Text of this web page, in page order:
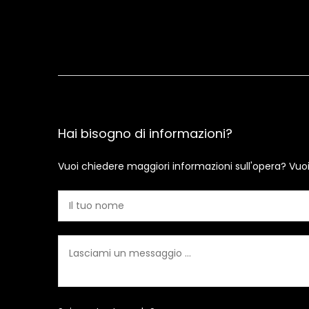
Hai bisogno di informazioni?
Vuoi chiedere maggiori informazioni sull'opera?